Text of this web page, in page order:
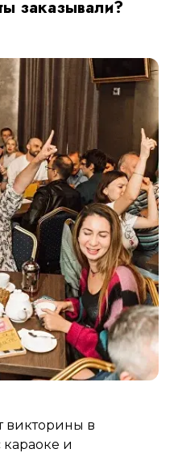
заказывали?
викторины в
и